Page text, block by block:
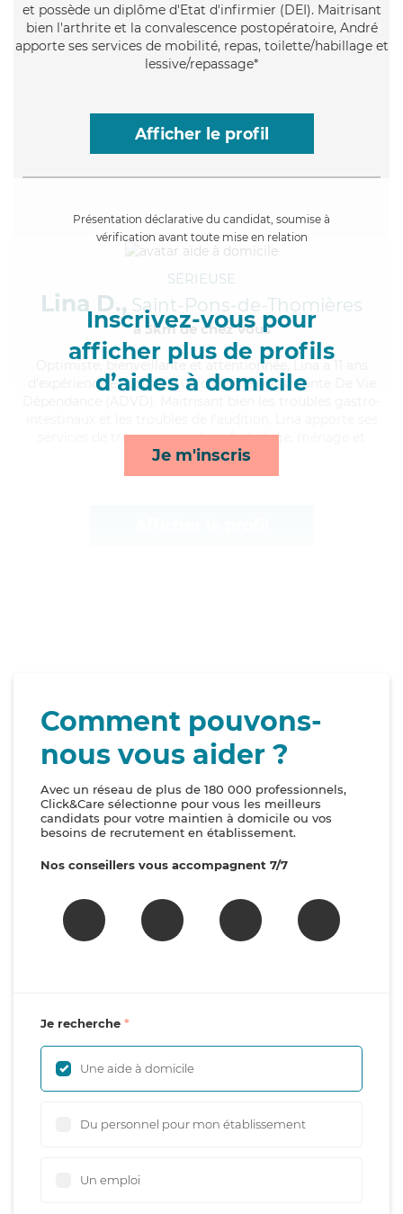
et possède un diplôme d'Etat d'infirmier (DEI). Maitrisant
bien l'arthrite et la convalescence postopératoire, André
apporte ses services de mobilité, repas, toilette/habillage et
lessive/repassage*
Afficher le profil
Présentation déclarative du candidat, soumise à
vérification avant toute mise en relation
Inscrivez-vous pour
afficher plus de profils
d’aides à domicile
Je m'inscris
SÉRIEUSE
Lina D., Saint-Pons-de-Thomières
à 5km de chez Vous
, bienveillante et attentionnée, Lina a 11 ans
d'expérience et possède un diplôme d'Assistante De Vie
services de transports, toilette/habillage, ménage et
mobilité*
Comment pouvons-
nous vous aider ?
Avec un réseau de plus de 180 000 professionnels,
Click&Care sélectionne pour vous les meilleurs
candidats pour votre maintien à domicile ou vos
besoins de recrutement en établissement.
Nos conseillers vous accompagnent 7/7
Je recherche
Une aide à domicile
Du personnel pour mon établissement
Un emploi